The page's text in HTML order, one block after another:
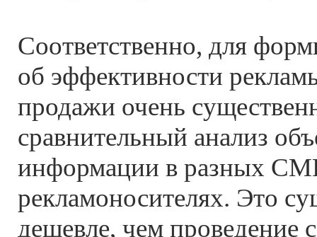
Соответственно, для
об эффективности
продажи очень
сравнительный анализ
информации в разных
рекламоносителях. Это
дешевле, чем проведение